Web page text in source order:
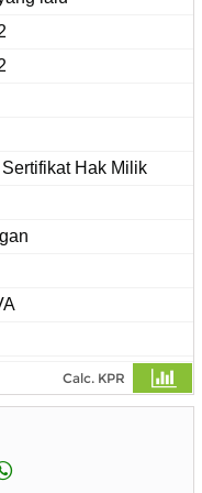
Hak Milik
Calc. KPR